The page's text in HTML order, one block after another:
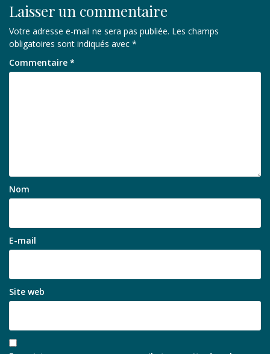
Laisser un commentaire
Votre adresse e-mail ne sera pas publiée. Les champs
obligatoires sont indiqués avec *
Commentaire *
Nom
E-mail
Site web